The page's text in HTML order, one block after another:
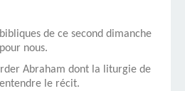
de ce second dimanche
nous.
Abraham dont la liturgie de
le récit.